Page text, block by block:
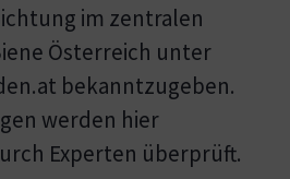
im zentralen
Österreich unter
bekanntzugeben.
werden hier
Experten überprüft.